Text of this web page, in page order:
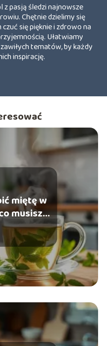
z pasją śledzi najnowsze
Chętnie dzielimy się
się pięknie i zdrowo na
Ułatwiamy
tematów, by każdy
inspirację.
miętę w
musisz